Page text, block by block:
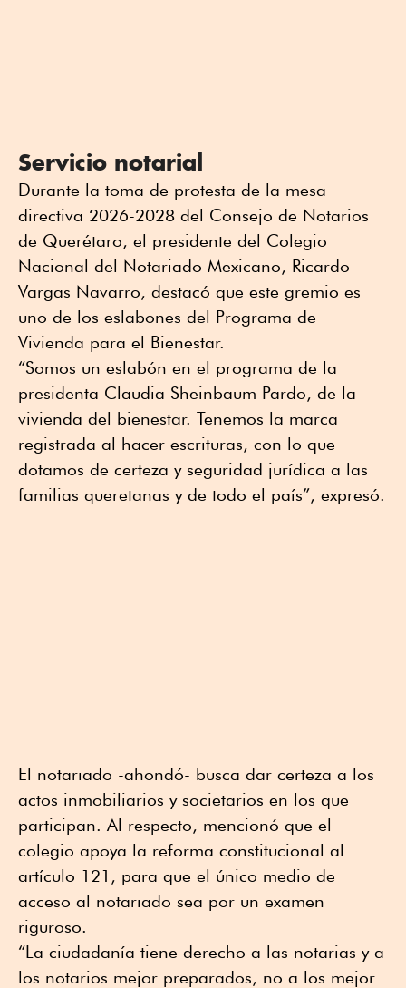
Servicio notarial
Durante la toma de protesta de la mesa
directiva 2026-2028 del Consejo de Notarios
de Querétaro, el presidente del Colegio
Nacional del Notariado Mexicano, Ricardo
Vargas Navarro, destacó que este gremio es
uno de los eslabones del Programa de
Vivienda para el Bienestar.
“Somos un eslabón en el programa de la
presidenta Claudia Sheinbaum Pardo, de la
vivienda del bienestar. Tenemos la marca
registrada al hacer escrituras, con lo que
dotamos de certeza y seguridad jurídica a las
familias queretanas y de todo el país”, expresó.
El notariado -ahondó- busca dar certeza a los
actos inmobiliarios y societarios en los que
participan. Al respecto, mencionó que el
colegio apoya la reforma constitucional al
artículo 121, para que el único medio de
acceso al notariado sea por un examen
riguroso.
“La ciudadanía tiene derecho a las notarias y a
los notarios mejor preparados, no a los mejor